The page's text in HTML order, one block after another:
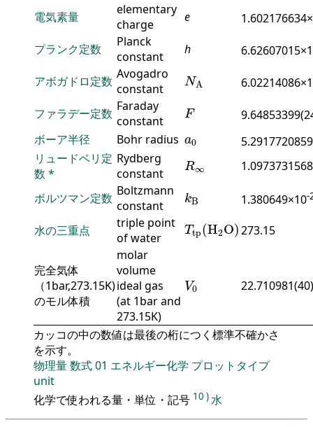
電気素量
elementary
charge
e
プランク定数
Planck
constant
h
アボガドロ定数 Avogadro
constant
NA
NA
ファラデー定数 Faraday
constant
F
F
ボーア半径
Bohr radius a0
a0
リュードベリ定
数 *
Rydberg
constant
R∞
R∞
ボルツマン定数 Boltzmann
constant
kB
k 1.380649×10-
水の三重点
triple point
of water
Ttp(H2O)
Ttp(H 2O)273.15
完全気体
（1bar,273.15K)
のモル体積
molar
volume
ideal gas
(at 1bar and
273.15K)
V0
V0 22.710981(40)
カッコの中の数値は最後の桁につく標準不確かさ
を示す。
物理量数式01 エネルギー化学 プロットタイプ
unit
化学で使われる量・単位・記号 10 )水